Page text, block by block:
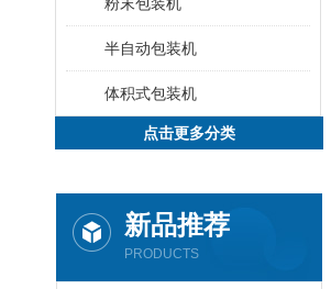
半自动包装机
体积式包装机
点击更多分类
新品推荐
PRODUCTS